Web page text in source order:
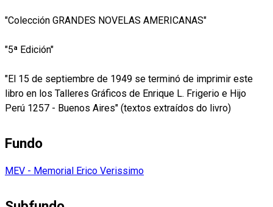
"Colección GRANDES NOVELAS AMERICANAS"
"5ª Edición"
"El 15 de septiembre de 1949 se terminó de imprimir este
libro en los Talleres Gráficos de Enrique L. Frigerio e Hijo
Perú 1257 - Buenos Aires" (textos extraídos do livro)
Fundo
MEV - Memorial Erico Verissimo